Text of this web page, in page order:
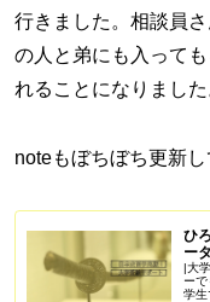
行きました。相談員
の人と弟にも入って
れることになりました
noteもぼちぼち更新
ひ
ー
|大
ー
学生